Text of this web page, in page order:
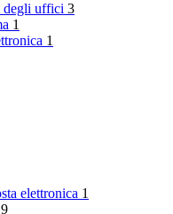
degli uffici 3
1
1
elettronica 1
9